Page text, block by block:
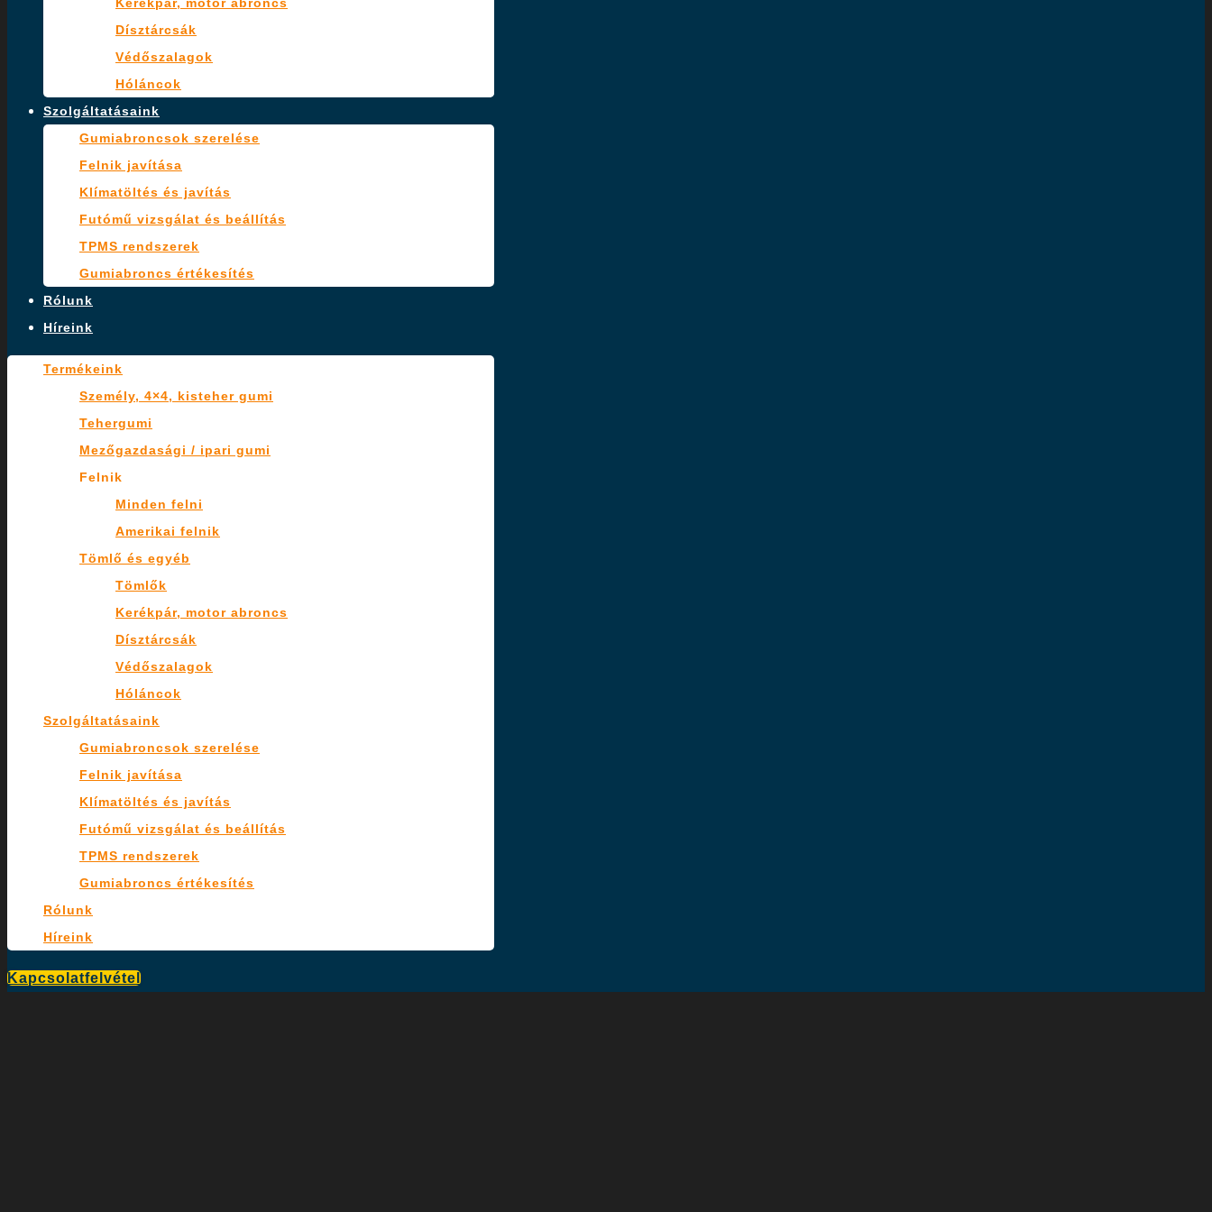
Dísztárcsák
Védőszalagok
Hóláncok
Szolgáltatásaink
Gumiabroncsok szerelése
Felnik javítása
Klímatöltés és javítás
Futómű vizsgálat és beállítás
TPMS rendszerek
Gumiabroncs értékesítés
Rólunk
Híreink
Termékeink
Személy, 4×4, kisteher gumi
Tehergumi
Mezőgazdasági / ipari gumi
Felnik
Minden felni
Amerikai felnik
Tömlő és egyéb
Tömlők
Kerékpár, motor abroncs
Dísztárcsák
Védőszalagok
Hóláncok
Szolgáltatásaink
Gumiabroncsok szerelése
Felnik javítása
Klímatöltés és javítás
Futómű vizsgálat és beállítás
TPMS rendszerek
Gumiabroncs értékesítés
Rólunk
Híreink
Kapcsolatfelvétel